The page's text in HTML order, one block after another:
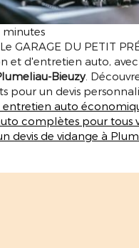
minutes
Le GARAGE DU PETIT
et d'entretien auto,
Bieuzy.
pour un devis
auto
complètes pour tous
devis de vidange à